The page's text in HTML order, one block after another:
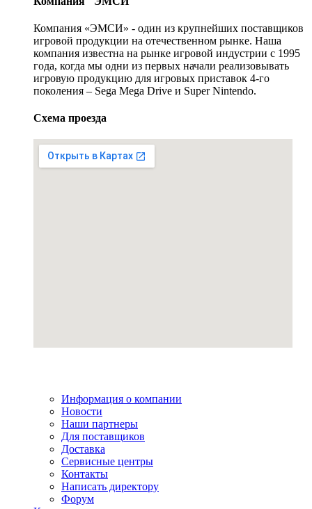
Компания «ЭМСИ» - один из крупнейших поставщиков
игровой продукции на отечественном рынке. Наша
компания известна на рынке игровой индустрии с 1995
года, когда мы одни из первых начали реализовывать
игровую продукцию для игровых приставок 4-го
поколения – Sega Mega Drive и Super Nintendo.
Схема проезда
Информация о компании
Новости
Наши партнеры
Для поставщиков
Доставка
Сервисные центры
Контакты
Написать директору
Форум